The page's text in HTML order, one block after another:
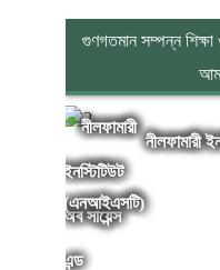
গুণগতমান সম্পন্ন শিক্ষা
নীলফামারী
(এনআইএসটি)